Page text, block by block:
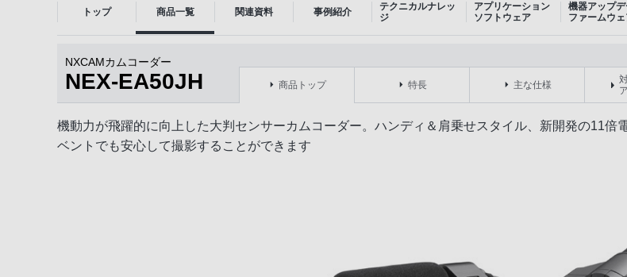
トップ 商品一覧 関連資料 事例紹介
テクニカルナレッ
ジ
アプリケーション
ソフトウェア
機器アップデ
ファームウ
NXCAMカムコーダー
NEX-EA50JH 商品トップ 特長 主な仕様
機動力が飛躍的に向上した大判センサーカムコーダー。ハンディ＆肩乗せスタイル、新開発の11
ベントでも安心して撮影することができます